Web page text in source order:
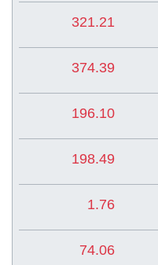
321.21
374.39
196.10
198.49
1.76
74.06